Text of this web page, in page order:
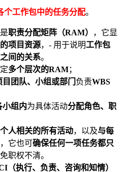
个工作包中的任务分配。
职责分配矩阵（RAM）
，它显
项目资源，- 用于说明工作包
间的关系。
多个层次的RAM；
目团队、小组或部门 负责WBS
小组内为具体活动分配角色、职
人相关的所有活动，以及与每
，它也可确保任何一项任务都只
职权不清。
（执行、负责、咨询和知情）